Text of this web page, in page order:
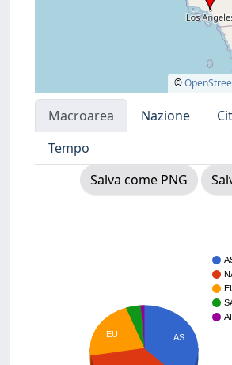
©
Macroarea Nazione
Tempo
Salva come PNG
AS
EU